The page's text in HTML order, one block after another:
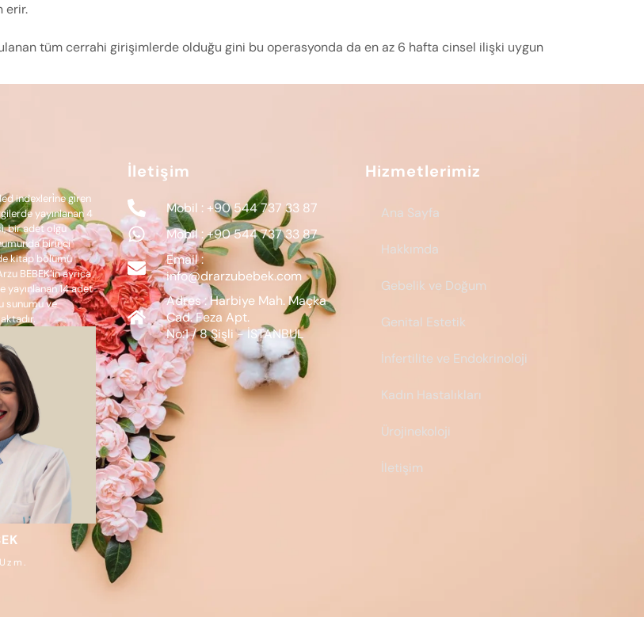
erir.
tüm cerrahi girişimlerde olduğu gini bu operasyonda da en az 6 hafta cinsel ilişki uygun
indexleri̇ne gi̇ren
yayınlanan 4
bir adet olgu
birinci
kitap bölümü
BEBEK’in ayrıca
yayınlanan 14 adet
sunumu ve
İletişim
Mobil : +90 544 737 33 87
Mobil : +90 544 737 33 87
Email :
info@drarzubebek.com
Adres : Harbiye Mah. Maçka
Cad. Feza Apt.
No:1 / 8 Şişli - İSTANBUL
Hizmetlerimiz
Ana Sayfa
Hakkımda
Gebelik ve Doğum
Genital Estetik
İnfertilite ve Endokrinoloji
Kadın Hastalıkları
Ürojinekoloji
İletişim